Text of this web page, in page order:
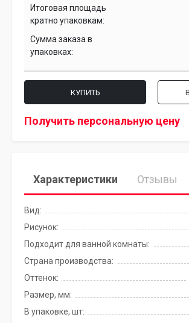
Итоговая площадь
кратно упаковкам:
Сумма заказа в
упаковках:
КУПИТЬ
Получить персональную цену
Характеристики Отзывы
Вид:
Рисунок:
Подходит для ванной комнаты:
Страна производства:
Оттенок:
Размер, мм:
В упаковке, шт: